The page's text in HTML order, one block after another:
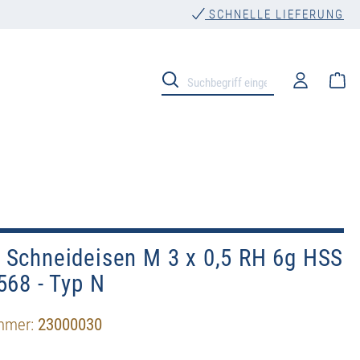
SCHNELLE LIEFERUNG
Schneideisen M 3 x 0,5 RH 6g HSS
- Typ N
23000030